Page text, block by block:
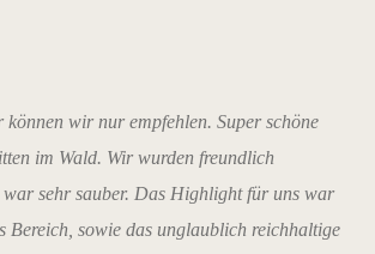
können wir nur empfehlen. Super schöne
im Wald. Wir wurden freundlich
sehr sauber. Das Highlight für uns war
Bereich, sowie das unglaublich reichhaltige